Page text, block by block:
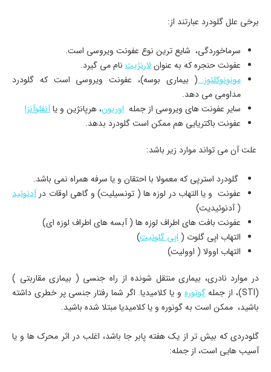
برخی علل گلودرد عبارتند از:
سرماخوردگی، شایع ترین نوع عفونت ویروسی است.
عفونت حنجره که به عنوانلارنژیت نام می گیرد.
مونونوکلئوز( بیماری بوسه)، عفونت ویروسی است که گلودرد
مداومی می دهد.
سایر عفونت های ویروسی از جمله اوریون، هرپانژین و یاآنفلوآنزا
عفونت باکتریایی هم ممکن است گلودرد بدهد.
علت آن می تواند موارد زیر باشد:
گلودرد استرپی که معمولا با احتقان و یا سرفه همراه نمی باشد.
عفونت و یا التهاب در لوزه ها ( تونسیلیت) و گاهی اوقات درآدنوئید
( آدنوئیدیت)
عفونت بافت های اطراف لوزه ها ( آبسه های اطراف لوزه ای)
التهاب اپی گلوت ( اپی گلوتیت)
التهاب اوولا ( اوولیت)
در موارد نادری، بیماری منتقل شونده از راه جنسی ( بیماری مقاربتی )
(STI)، از جمله
گونورهو یا کلامیدیا. اگر شما رفتار جنسی پر خطری داشته
باشید، ممکن است به گونوره و یا کلامیدیا مبتلا شده باشید.
گلودردی که بیش تر از یک هفته پابر جا باشد، اغلب در اثر محرک ها و یا
آسیب هایی است، از جمله: